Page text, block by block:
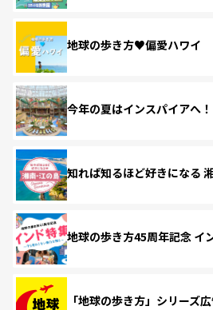
地球の歩き方♥偏愛ハワイ
今年の夏はインスパイアへ！
知れば知るほど好きになる
地球の歩き方45周年記念 イ
「地球の歩き方」シリーズ